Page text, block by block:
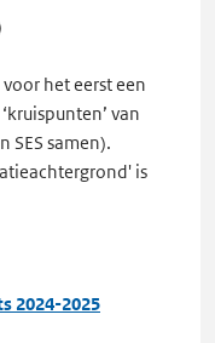
het eerst een
van
samen).
is
2024-2025